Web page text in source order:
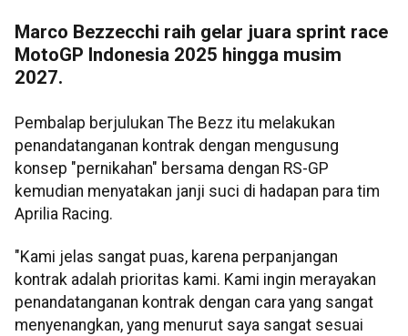
Marco Bezzecchi raih gelar juara sprint race
MotoGP Indonesia 2025 hingga musim
2027.
Pembalap berjulukan The Bezz itu melakukan
penandatanganan kontrak dengan mengusung
konsep "pernikahan" bersama dengan RS-GP
kemudian menyatakan janji suci di hadapan para tim
Aprilia Racing.
"Kami jelas sangat puas, karena perpanjangan
kontrak adalah prioritas kami. Kami ingin merayakan
penandatanganan kontrak dengan cara yang sangat
menyenangkan, yang menurut saya sangat sesuai